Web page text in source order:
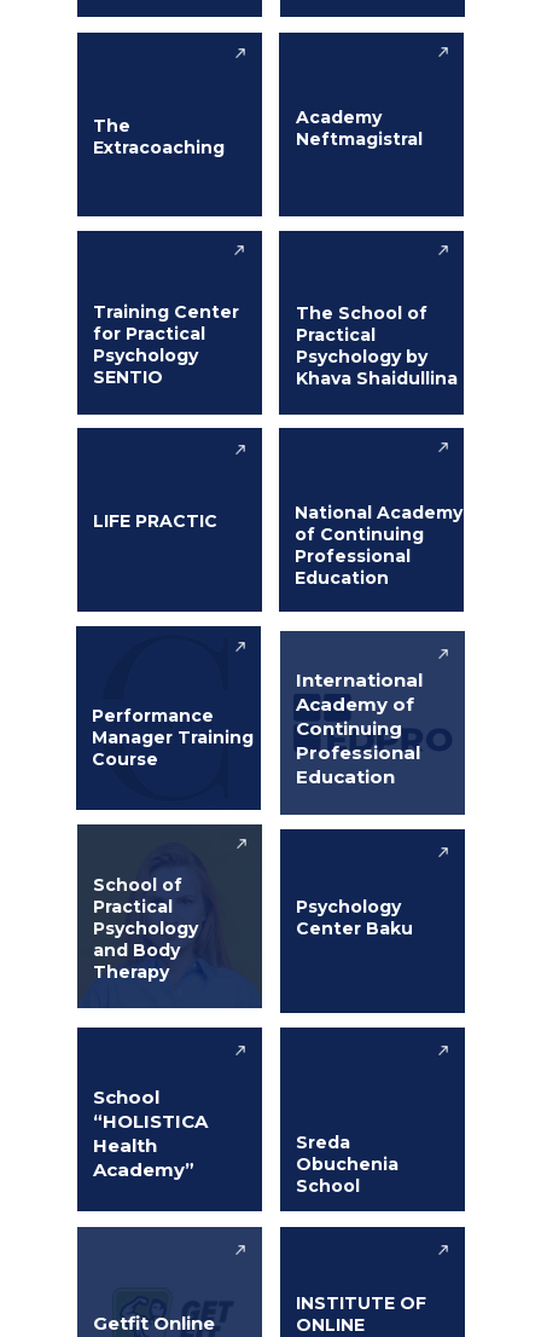
Training Center
for Practical
Psychology
SENTIO
The
Extracoaching
LIFE PRACTIC
Academy
Neftmagistral
The School of
Practical
Psychology by
Khava Shaidullina
Performance
Manager Training
Course
National Academy
of Continuing
Professional
Education
School of
Practical
Psychology
and Body
Therapy
Getfit Online
INSTITUTE OF
ONLINE
School
“HOLISTICA
Health
Academy”
Sreda
Obuchenia
School
International
Academy of
Continuing
Professional
Education
Psychology
Center Baku